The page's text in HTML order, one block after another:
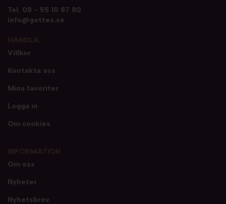
Tel. 08 - 55 10 87 80
info@gottes.se
Villkor
Kontakta oss
Mina favoriter
Logga in
Om cookies
Om oss
Nyheter
Nyhetsbrev